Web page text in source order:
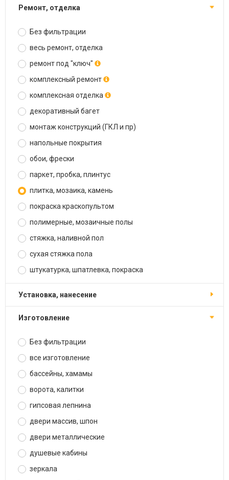
ремонт, отделка
Без фильтрации
весь ремонт, отделка
ремонт под "ключ"
комплексный ремонт
комплексная отделка
декоративный багет
монтаж конструкций (ГКЛ и пр)
напольные покрытия
обои, фрески
паркет, пробка, плинтус
плитка, мозаика, камень
покраска краскопультом
полимерные, мозаичные полы
стяжка, наливной пол
сухая стяжка пола
штукатурка, шпатлевка, покраска
установка, нанесение
изготовление
Без фильтрации
все изготовление
бассейны, хамамы
ворота, калитки
гипсовая лепнина
двери массив, шпон
двери металлические
душевые кабины
зеркала